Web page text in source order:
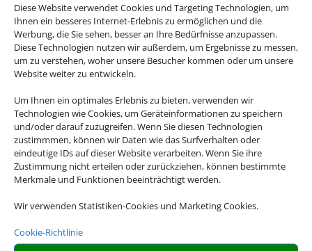
Diese Website verwendet Cookies und Targeting Technologien, um
Ihnen ein besseres Internet-Erlebnis zu ermöglichen und die
Werbung, die Sie sehen, besser an Ihre Bedürfnisse anzupassen.
Diese Technologien nutzen wir außerdem, um Ergebnisse zu messen,
um zu verstehen, woher unsere Besucher kommen oder um unsere
Website weiter zu entwickeln.
Um Ihnen ein optimales Erlebnis zu bieten, verwenden wir
Technologien wie Cookies, um Geräteinformationen zu speichern
und/oder darauf zuzugreifen. Wenn Sie diesen Technologien
zustimmmen, können wir Daten wie das Surfverhalten oder
eindeutige IDs auf dieser Website verarbeiten. Wenn Sie ihre
Zustimmung nicht erteilen oder zurückziehen, können bestimmte
Merkmale und Funktionen beeinträchtigt werden.
Wir verwenden Statistiken-Cookies und Marketing Cookies.
Cookie-Richtlinie
Auswärtiges Amt
Hier gibt´s Infos zu Ländern, Visa,
Europa und einigem mehr
ZUR WEBSITE
Deutsche Visa und Konsular
Gesellschaft
Hier erhalten Sie Visa- und
Einreiseinformationen.